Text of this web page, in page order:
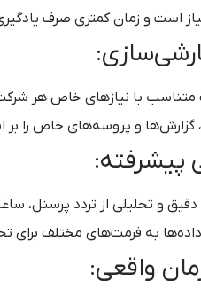
است و زمان کمتری صرف
متناسب با نیازهای خاص هر
گزارش‌ها و پروسه‌های خاص را بر
دقیق و تحلیلی از تردد پرسنل،
به فرمت‌های مختلف برای